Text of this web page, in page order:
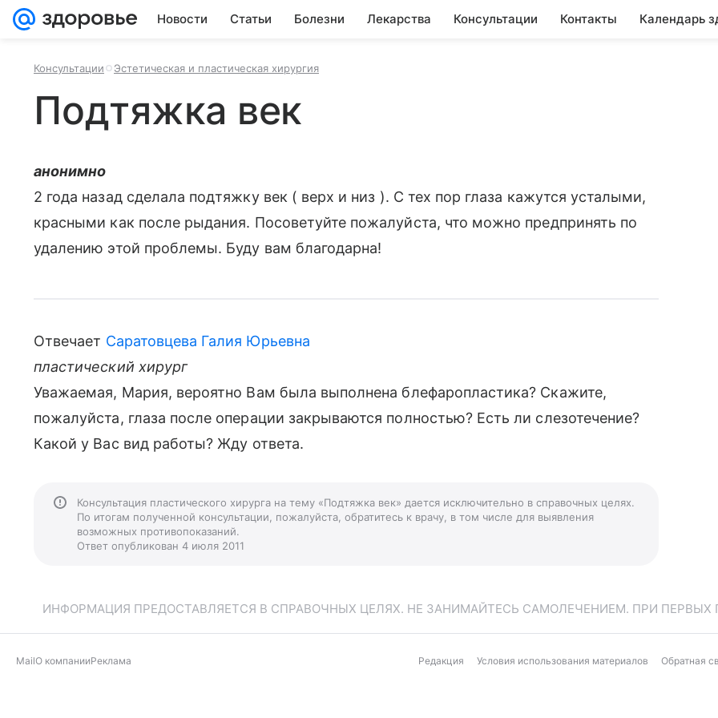
Новости Статьи Болезни Лекарства Консультации Контакты Календарь
Консультации Эстетическая и пластическая хирургия
Подтяжка век
анонимно
2 года назад сделала подтяжку век ( верх и низ ). С тех пор глаза кажутся усталыми,
красными как после рыдания. Посоветуйте пожалуйста, что можно предпринять по
удалению этой проблемы. Буду вам благодарна!
Отвечает Саратовцева Галия Юрьевна
пластический хирург
Уважаемая, Мария, вероятно Вам была выполнена блефаропластика? Скажите,
пожалуйста, глаза после операции закрываются полностью? Есть ли слезотечение?
Какой у Вас вид работы? Жду ответа.
Консультация пластического хирурга на тему «Подтяжка век» дается исключительно в справочных целях.
По итогам полученной консультации, пожалуйста, обратитесь к врачу, в том числе для выявления
возможных противопоказаний.
Ответ опубликован 4 июля 2011
ИНФОРМАЦИЯ ПРЕДОСТАВЛЯЕТСЯ В СПРАВОЧНЫХ ЦЕЛЯХ. НЕ ЗАНИМАЙТЕСЬ САМОЛЕЧЕНИЕМ. ПРИ ПЕРВЫХ
MailО компанииРеклама Редакция Условия использования материалов Обратная